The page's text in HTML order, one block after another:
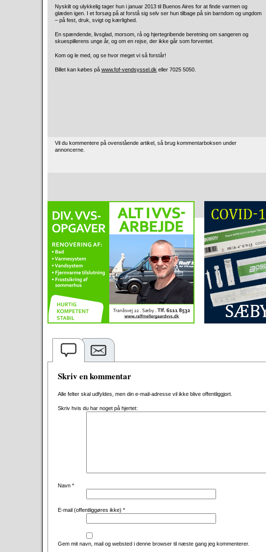
Nyskilt og ulykkelig tager hun i januar 2013 til Buenos Aires for at finde varmen og
glæden igen. I et forsøg på at forstå sig selv ser hun tilbage på sin barndom og ungdom
– på fest, druk, svigt og kærlighed.
En spændende, livsglad, morsom, rå og hjertegribende beretning om sangeren og
skuespillerens unge år, og om en rejse, der ikke går som forventet.
Kom og le med, og se hvor meget vi så forstår!
Billet kan købes på www.fof-vendsyssel.dk eller 7025 5050.
Vil du kommentere på ovenstående artikel, så brug kommentarboksen under
annoncerne.
Skriv en kommentar
Alle felter skal udfyldes, men din e-mail-adresse vil ikke blive offentliggjort.
Skriv hvis du har noget på hjertet:
Navn *
E-mail (offentliggøres ikke) *
Gem mit navn, mail og websted i denne browser til næste gang jeg kommenterer.